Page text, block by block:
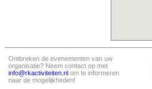
Ontbreken de evenementen van uw
organisatie? Neem contact op met
info@rkactiviteiten.nl om te informeren
naar de mogelijkheden!